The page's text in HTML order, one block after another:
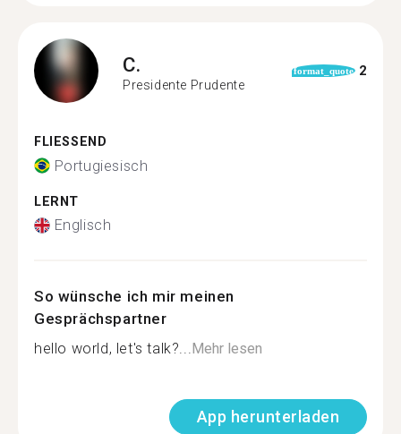
C.
Presidente Prudente
format_quote 2
FLIESSEND
Portugiesisch
LERNT
Englisch
So wünsche ich mir meinen
Gesprächspartner
hello world, let's talk?...Mehr lesen
App herunterladen